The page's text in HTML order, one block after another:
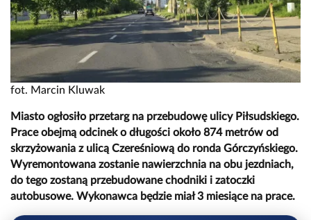
fot. Marcin Kluwak
Miasto ogłosiło przetarg na przebudowę ulicy Piłsudskiego.
Prace obejmą odcinek o długości około 874 metrów od
skrzyżowania z ulicą Czereśniową do ronda Górczyńskiego.
Wyremontowana zostanie nawierzchnia na obu jezdniach,
do tego zostaną przebudowane chodniki i zatoczki
autobusowe. Wykonawca będzie miał 3 miesiące na prace.